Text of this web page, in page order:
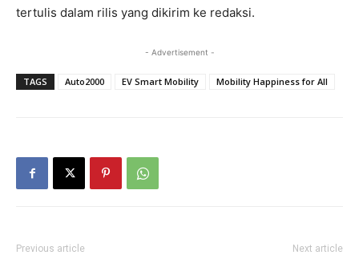
tertulis dalam rilis yang dikirim ke redaksi.
- Advertisement -
TAGS Auto2000 EV Smart Mobility Mobility Happiness for All
Previous article Next article